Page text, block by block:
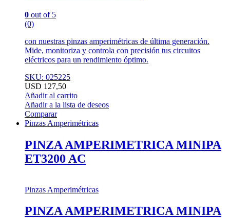
0 out of 5
(0)
con nuestras pinzas amperimétricas de última generación.
Mide, monitoriza y controla con precisión tus circuitos
eléctricos para un rendimiento óptimo.
SKU: 025225
USD 127,50
Añadir al carrito
Añadir a la lista de deseos
Comparar
Pinzas Amperimétricas
PINZA AMPERIMETRICA MINIPA
ET3200 AC
Pinzas Amperimétricas
PINZA AMPERIMETRICA MINIPA